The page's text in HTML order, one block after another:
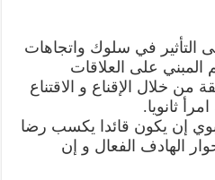
التأثير في سلوك واتجاهات
المبني على العلاقات
من خلال الإقناع و الاقتناع
ثانويا.
إن يكون قائدا يكسب رضا
الهادف الفعال و إن